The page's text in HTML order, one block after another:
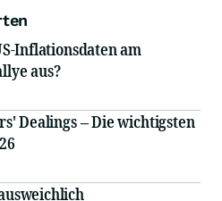
Inflationsdaten am
aus?
Dealings – Die wichtigsten